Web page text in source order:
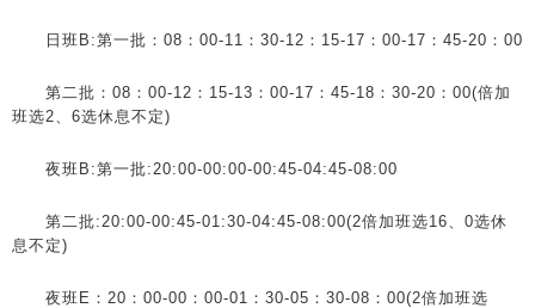
日班B:第一批：08：00-11：30-12：15-17：00-17：45-20：00
第二批：08：00-12：15-13：00-17：45-18：30-20：00(倍加
班选2、6选休息不定)
夜班B:第一批:20:00-00:00-00:45-04:45-08:00
第二批:20:00-00:45-01:30-04:45-08:00(2倍加班选16、0选休
息不定)
夜班E：20：00-00：00-01：30-05：30-08：00(2倍加班选